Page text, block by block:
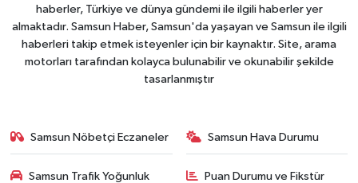
haberler, Türkiye ve dünya gündemi ile ilgili haberler yer
almaktadır. Samsun Haber, Samsun'da yaşayan ve Samsun ile ilgili
haberleri takip etmek isteyenler için bir kaynaktır. Site, arama
motorları tarafından kolayca bulunabilir ve okunabilir şekilde
tasarlanmıştır
Samsun Nöbetçi Eczaneler Samsun Hava Durumu
Samsun Trafik Yoğunluk
Puan Durumu ve Fikstür